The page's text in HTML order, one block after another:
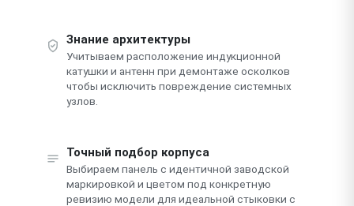
Знание архитектуры
Учитываем расположение индукционной
катушки и антенн при демонтаже осколков
чтобы исключить повреждение системных
узлов.
Точный подбор корпуса
Выбираем панель с идентичной заводской
маркировкой и цветом под конкретную
ревизию модели для идеальной стыковки с